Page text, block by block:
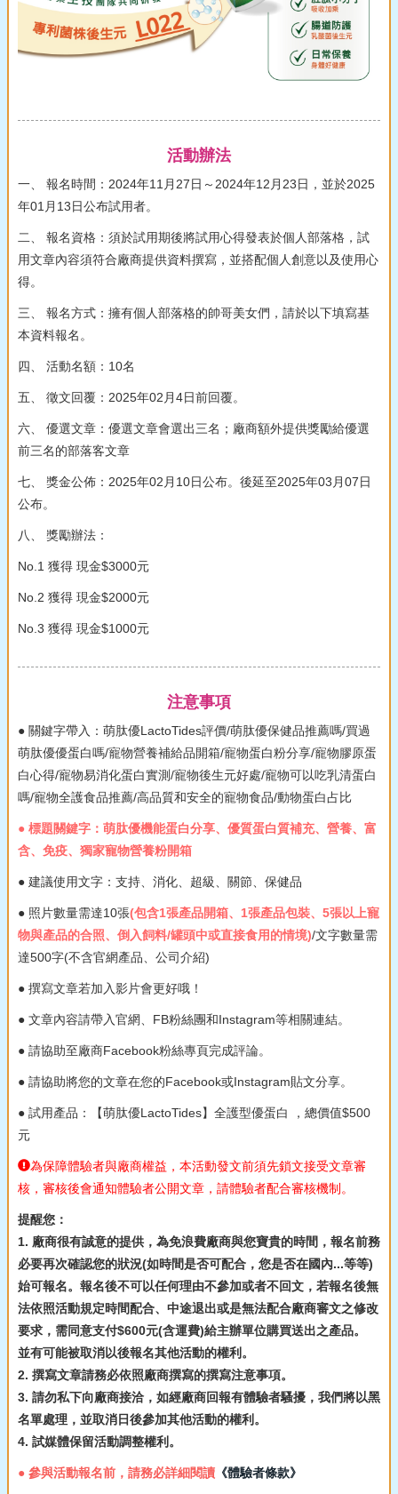
活動辦法
一、 報名時間：2024年11月27日～2024年12月23日，並於2025
年01月13日公布試用者。
二、 報名資格：須於試用期後將試用心得發表於個人部落格，試
用文章內容須符合廠商提供資料撰寫，並搭配個人創意以及使用心
得。
三、 報名方式：擁有個人部落格的帥哥美女們，請於以下填寫基
本資料報名。
四、 活動名額：10名
五、 徵文回覆：2025年02月4日前回覆。
六、 優選文章：優選文章會選出三名；廠商額外提供獎勵給優選
前三名的部落客文章
七、 獎金公佈：2025年02月10日公布。後延至2025年03月07日
公布。
八、 獎勵辦法：
No.1 獲得 現金$3000元
No.2 獲得 現金$2000元
No.3 獲得 現金$1000元
注意事項
● 關鍵字帶入：萌肽優LactoTides評價/萌肽優保健品推薦嗎/買過
萌肽優優蛋白嗎/寵物營養補給品開箱/寵物蛋白粉分享/寵物膠原蛋
白心得/寵物易消化蛋白實測/寵物後生元好處/寵物可以吃乳清蛋白
嗎/寵物全護食品推薦/高品質和安全的寵物食品/動物蛋白占比
● 標題關鍵字：萌肽優機能蛋白分享、優質蛋白質補充、營養、富
含、免疫、獨家寵物營養粉開箱
● 建議使用文字：支持、消化、超級、關節、保健品
● 照片數量需達10張(包含1張產品開箱、1張產品包裝、5張以上寵
物與產品的合照、倒入飼料/罐頭中或直接食用的情境)/文字數量需
達500字(不含官網產品、公司介紹)
● 撰寫文章若加入影片會更好哦！
● 文章內容請帶入官網、FB粉絲團和Instagram等相關連結。
● 請協助至廠商Facebook粉絲專頁完成評論。
● 請協助將您的文章在您的Facebook或Instagram貼文分享。
● 試用產品：【萌肽優LactoTides】全護型優蛋白 ，總價值$500
元
為保障體驗者與廠商權益，本活動發文前須先鎖文接受文章審
核，審核後會通知體驗者公開文章，請體驗者配合審核機制。
提醒您：
1. 廠商很有誠意的提供，為免浪費廠商與您寶貴的時間，報名前務
必要再次確認您的狀況(如時間是否可配合，您是否在國內...等等)
始可報名。報名後不可以任何理由不參加或者不回文，若報名後無
法依照活動規定時間配合、中途退出或是無法配合廠商審文之修改
要求，需同意支付$600元(含運費)給主辦單位購買送出之產品。
並有可能被取消以後報名其他活動的權利。
2. 撰寫文章請務必依照廠商撰寫的撰寫注意事項。
3. 請勿私下向廠商接洽，如經廠商回報有體驗者騷擾，我們將以黑
名單處理，並取消日後參加其他活動的權利。
4. 試媒體保留活動調整權利。
● 參與活動報名前，請務必詳細閱讀 《體驗者條款》